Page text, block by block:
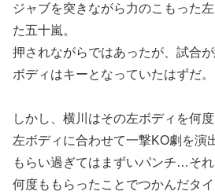
ジャブを突きながら力のこもった
た五十嵐。
押されながらではあったが、試合
ボディはキーとなっていたはずだ。
しかし、横川はその左ボディを何
左ボディに合わせて一撃KO劇を演
もらい過ぎてはまずいパンチ…それ
何度ももらったことでつかんだタ